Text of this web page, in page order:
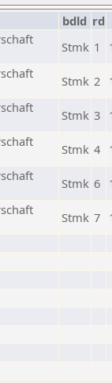
bdld rd
Stmk 1
Stmk 2
Stmk 3
Stmk 4
Stmk 6
Stmk 7